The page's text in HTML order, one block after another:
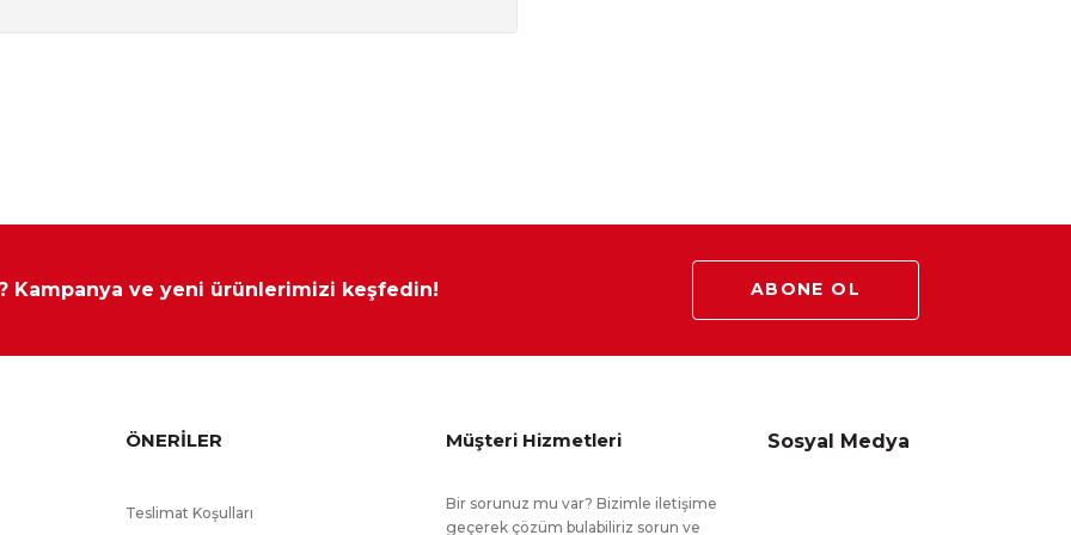
Kampanya ve yeni ürünlerimizi keşfedin! ABONE OL
ÖNERİLER
Teslimat Koşulları
Müşteri Hizmetleri
Bir sorunuz mu var? Bizimle iletişime
geçerek çözüm bulabiliriz sorun ve
Sosyal Medya